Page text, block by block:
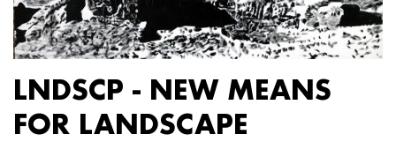
LNDSCP - NEW MEANS
FOR LANDSCAPE